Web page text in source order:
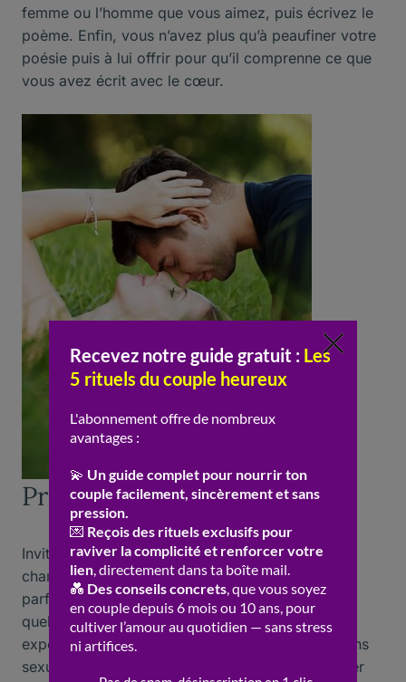
femme ou l’homme que vous aimez, puis écrivez le
poème. Enfin, vous n’avez plus qu’à peaufiner votre
poésie puis à lui offrir pour qu’il comprenne ce que
vous avez écrit avec le cœur.
Prendre un bain ensemble
Invitez votre amoureux pour un bain avec du
champagne, des bulles et peut-être des bougies
parfumées. Prendre une douche ensemble est
quelque chose de vraiment sensuel, c’est une
expérience plus sensuelle que d’avoir des relations
sexuelles au lit. Ainsi, lorsque vous faites mousser